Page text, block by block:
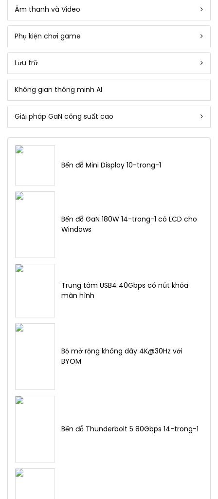
Âm thanh và Video
Phụ kiện chơi game
Lưu trữ
Không gian thông minh AI
Giải pháp GaN công suất cao
Bến đỗ Mini Display 10-trong-1
Bến đỗ GaN 180W 14-trong-1 có LCD cho
Windows
Trung tâm USB4 40Gbps có nút khóa
màn hình
Bộ mở rộng không dây 4K@30Hz với
BYOM
Bến đỗ Thunderbolt 5 80Gbps 14-trong-1